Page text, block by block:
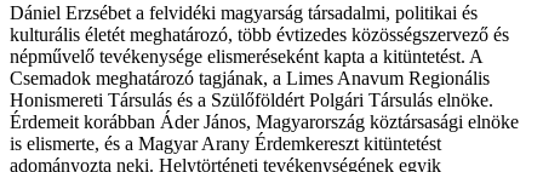
Dániel Erzsébet a felvidéki magyarság társadalmi, politikai és
kulturális életét meghatározó, több évtizedes közösségszervező és
népművelő tevékenysége elismeréseként kapta a kitüntetést. A
Csemadok meghatározó tagjának, a Limes Anavum Regionális
Honismereti Társulás és a Szülőföldért Polgári Társulás elnöke.
Érdemeit korábban Áder János, Magyarország köztársasági elnöke
is elismerte, és a Magyar Arany Érdemkereszt kitüntetést
adományozta neki. Helytörténeti tevékenységének egyik